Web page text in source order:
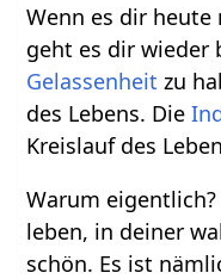
Wenn es dir
geht es dir wieder
Gelassenheit zu
des Lebens. Die
Kreislauf des
Warum
leben, in deiner
schön. Es ist